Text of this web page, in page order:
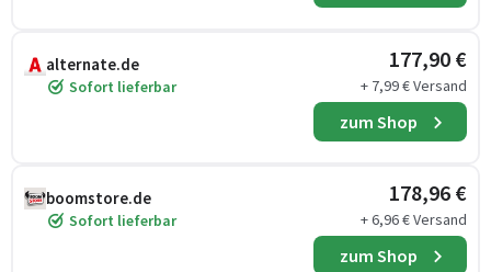
alternate.de
Sofort lieferbar
177,90 €
+ 7,99 € Versand
zum Shop
boomstore.de
Sofort lieferbar
178,96 €
+ 6,96 € Versand
zum Shop